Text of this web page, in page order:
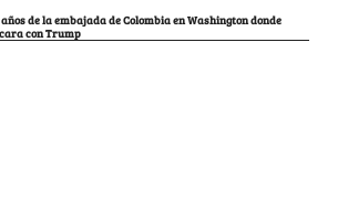
de la embajada de Colombia en Washington donde
con Trump